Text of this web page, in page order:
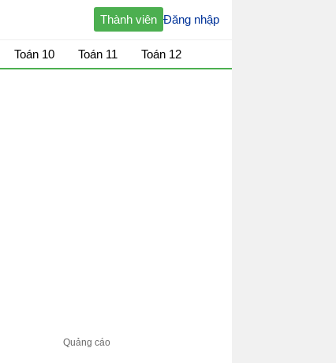
Đăng nhập
Thành viên
Toán 10 Toán 11 Toán 12